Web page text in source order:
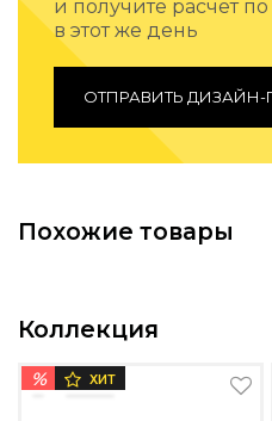
Подбор, производство и
Все категории товаров
и получите расчет
в этот же день
ОТПРАВИТЬ ДИЗАЙН-
Похожие товары
Коллекция
% ХИТ